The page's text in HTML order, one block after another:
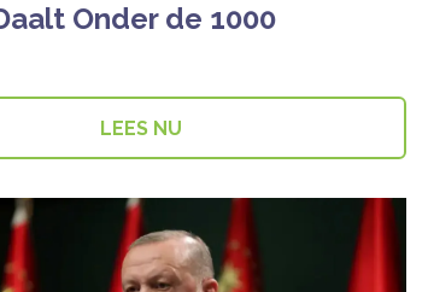
Onder de 1000
LEES NU